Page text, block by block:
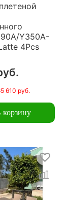
Y350A-
4Pcs
610 руб.
корзину